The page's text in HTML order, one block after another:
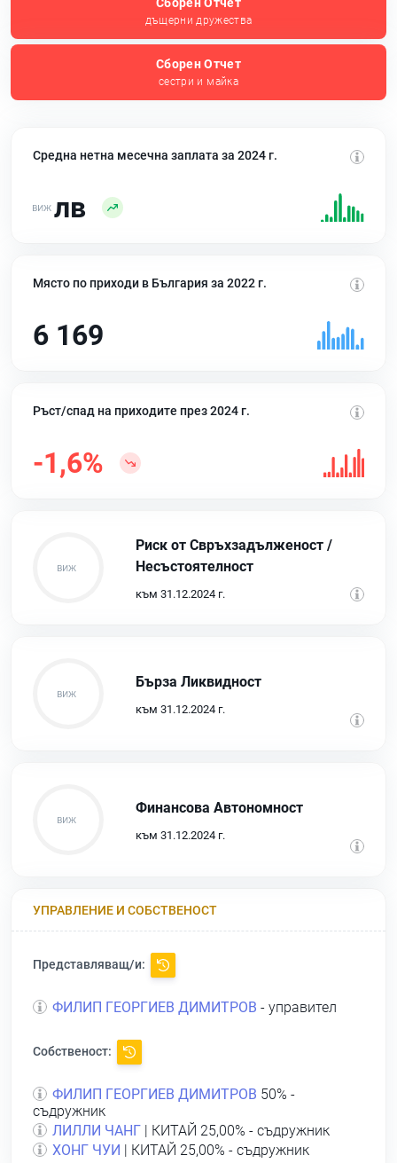
дъщерни дружества
Сборен Отчет
сестри и майка
Средна нетна месечна заплата за 2024 г.
лв
Място по приходи в България за 2022 г.
6 169
Ръст/спад на приходите през 2024 г.
-1,6%
Риск от Свръхзадълженост /
Несъстоятелност
към 31.12.2024 г.
Бърза Ликвидност
към 31.12.2024 г.
Финансова Автономност
към 31.12.2024 г.
УПРАВЛЕНИЕ И СОБСТВЕНОСТ
Представляващ/и:
ФИЛИП ГЕОРГИЕВ ДИМИТРОВ - управител
Собственост:
ФИЛИП ГЕОРГИЕВ ДИМИТРОВ 50% -
съдружник
ЛИЛЛИ ЧАНГ | КИТАЙ 25,00% - съдружник
ХОНГ ЧУИ
| КИТАЙ 25,00% - съдружник